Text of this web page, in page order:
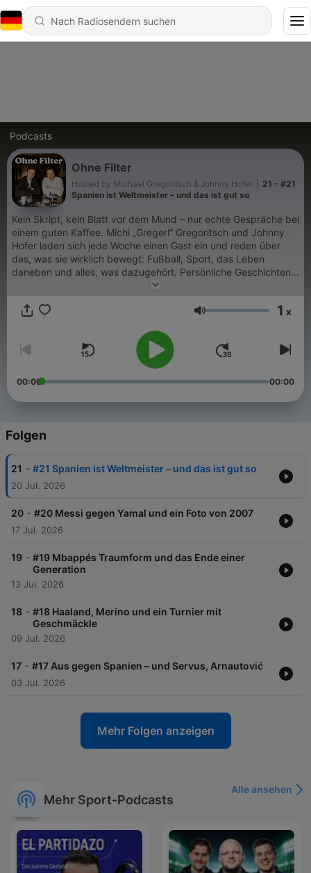
Podcasts
Ohne Filter
Hosted by Michael Gregoritsch & Johnny Hofer
21 - #21
Spanien ist Weltmeister – und das ist gut so
Kein Skript, kein Blatt vor dem Mund – nur echte Gespräche bei
einem guten Kaffee. Michi „Gregerl“ Gregoritsch und Johnny
Hofer laden sich jede Woche einen Gast ein und reden über
das, was sie wirklich bewegt: Fußball, Sport, das Leben
daneben und alles, was dazugehört. Persönliche Geschichten,
ehrliche Meinungen und der ein oder andere Schmäh – so wie
Jeden Dienstag eine neue Folge.
Lautstärke 1 x
00:00 00:00
Folgen
21 - #21 Spanien ist Weltmeister – und das ist gut so
20 Jul. 2026
20 - #20 Messi gegen Yamal und ein Foto von 2007
17 Jul. 2026
19 - #19 Mbappés Traumform und das Ende einer
Generation
13 Jul. 2026
18 - #18 Haaland, Merino und ein Turnier mit
Geschmäckle
09 Jul. 2026
17 - #17 Aus gegen Spanien – und Servus, Arnautović
03 Jul. 2026
Mehr Folgen anzeigen
Mehr Sport-Podcasts
Alle ansehen